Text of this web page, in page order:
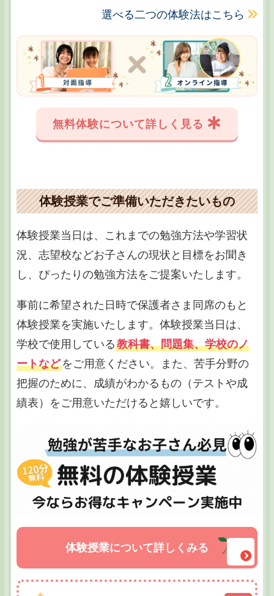
選べる二つの体験法はこちら
無料体験について詳しく見る
体験授業でご準備いただきたいもの
体験授業当日は、これまでの勉強方法や学習状
況、志望校などお子さんの現状と目標をお聞き
し、ぴったりの勉強方法をご提案いたします。
事前に希望された日時で保護者さま同席のもと
体験授業を実施いたします。体験授業当日は、
学校で使用している教科書、問題集、学校のノ
ートなどをご用意ください。また、苦手分野の
把握のために、成績がわかるもの（テストや成
績表）をご用意いただけると嬉しいです。
体験授業について詳しくみる